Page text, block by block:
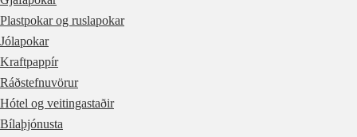
Plastpokar og ruslapokar
Jólapokar
Kraftpappír
Ráðstefnuvörur
Hótel og veitingastaðir
Bílaþjónusta